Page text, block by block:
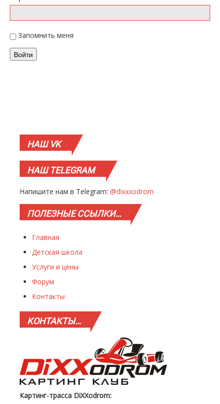
Запомнить меня
Войти
НАШVK
НАШTELEGRAM
Напишите нам в Telegram: @dixxxodrom
ПОЛЕЗНЫЕССЫЛКИ…
Главная
Детская школа
Услуги и цены
Форум
Контакты
КОНТАКТЫ…
Картинг-трасса DiXXodrom: